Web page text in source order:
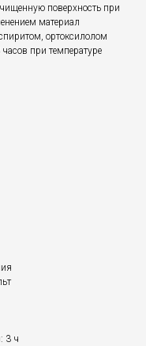
поверхность при
материал
ортоксилолом
при температуре
3 ч